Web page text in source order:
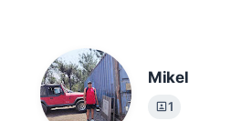
Mikel
1